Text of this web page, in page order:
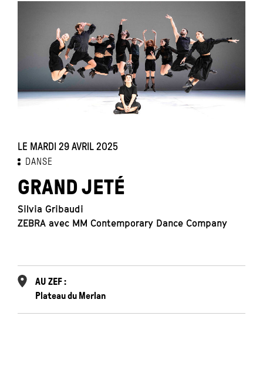
LE MARDI 29 AVRIL 2025
DANSE
GRAND JETÉ
Silvia Gribaudi
ZEBRA avec MM Contemporary Dance Company
AU ZEF :
Plateau du Merlan